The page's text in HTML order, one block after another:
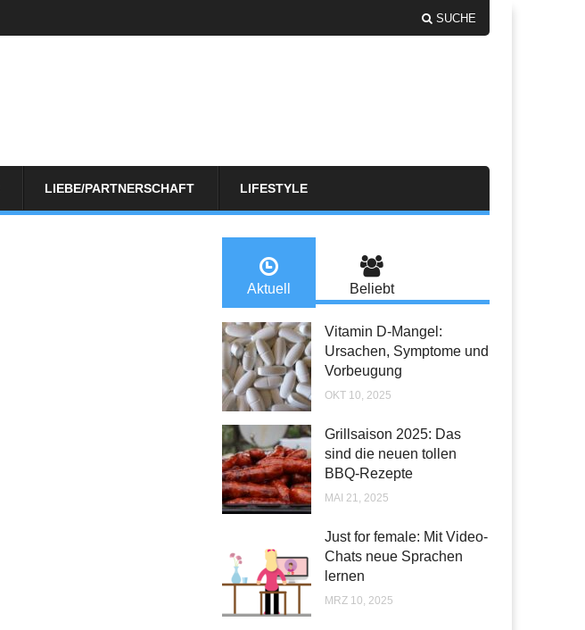
SUCHE
LIEBE/PARTNERSCHAFT LIFESTYLE
Aktuell Beliebt
Vitamin D-Mangel:
Ursachen, Symptome und
Vorbeugung
OKT 10, 2025
Grillsaison 2025: Das
sind die neuen tollen
BBQ-Rezepte
MAI 21, 2025
Just for female: Mit Video-
Chats neue Sprachen
lernen
MRZ 10, 2025